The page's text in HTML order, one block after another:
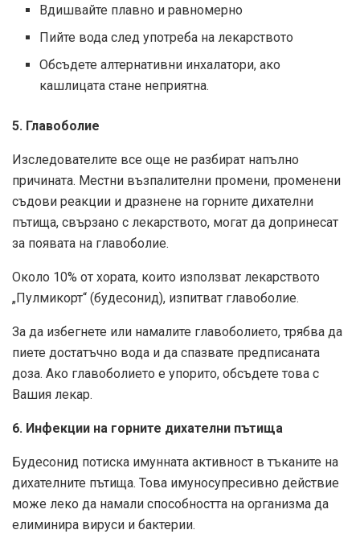
Вдишвайте плавно и равномерно
Пийте вода след употреба на лекарството
Обсъдете алтернативни инхалатори, ако
кашлицата стане неприятна.
5. Главоболие
Изследователите все още не разбират напълно
причината. Местни възпалителни промени, променени
съдови реакции и дразнене на горните дихателни
пътища, свързано с лекарството, могат да допринесат
за появата на главоболие.
Около 10% от хората, които използват лекарството
„Пулмикорт“ (будесонид), изпитват главоболие.
За да избегнете или намалите главоболието, трябва да
пиете достатъчно вода и да спазвате предписаната
доза. Ако главоболието е упорито, обсъдете това с
Вашия лекар.
6. Инфекции на горните дихателни пътища
Будесонид потиска имунната активност в тъканите на
дихателните пътища. Това имуносупресивно действие
може леко да намали способността на организма да
елиминира вируси и бактерии.